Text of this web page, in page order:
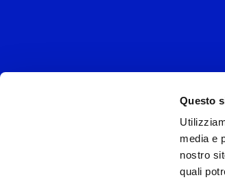
Questo
media e
nostro
quali